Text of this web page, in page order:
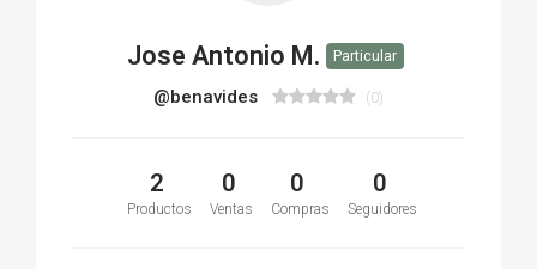
Jose Antonio M. Particular
@benavides (0)
2
Productos
0
Ventas
0
Compras
0
Seguidores